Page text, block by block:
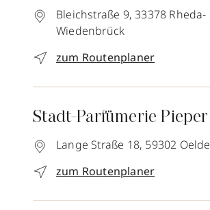
Bleichstraße 9, 33378 Rheda-
Wiedenbrück
zum Routenplaner
Stadt-Parfümerie Pieper
Lange Straße 18, 59302 Oelde
zum Routenplaner